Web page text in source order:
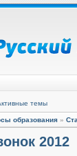
темы
образования »
2012